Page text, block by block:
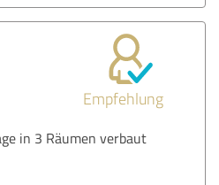
Empfehlung
in 3 Räumen verbaut